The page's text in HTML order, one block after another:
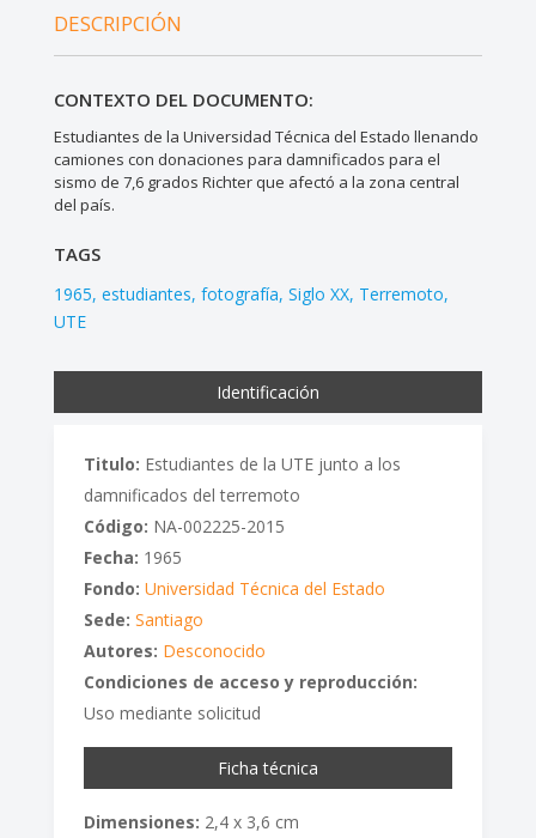
DESCRIPCIÓN
CONTEXTO DEL DOCUMENTO:
Estudiantes de la Universidad Técnica del Estado llenando
camiones con donaciones para damnificados para el
sismo de 7,6 grados Richter que afectó a la zona central
del país.
TAGS
1965 estudiantes fotografía Siglo XX Terremoto
UTE
Identificación
Titulo: Estudiantes de la UTE junto a los
damnificados del terremoto
Código: NA-002225-2015
Fecha: 1965
Fondo: Universidad Técnica del Estado
Sede: Santiago
Autores: Desconocido
Condiciones de acceso y reproducción:
Uso mediante solicitud
Ficha técnica
Dimensiones: 2,4 x 3,6 cm